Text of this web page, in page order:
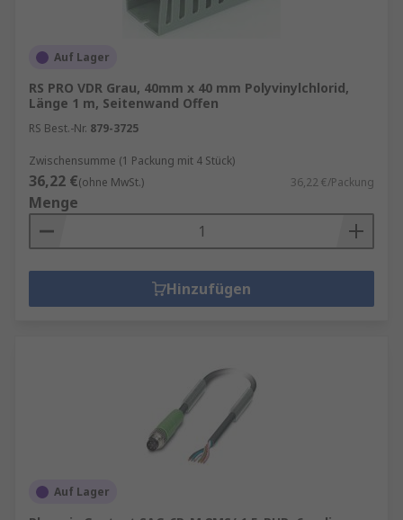
Auf Lager
RS PRO VDR Grau, 40mm x 40 mm Polyvinylchlorid,
Länge 1 m, Seitenwand Offen
RS Best.-Nr. 879-3725
Zwischensumme (1 Packung mit 4 Stück)
36,22 €(ohne MwSt.) 36,22 €/Packung
Menge
Hinzufügen
Auf Lager